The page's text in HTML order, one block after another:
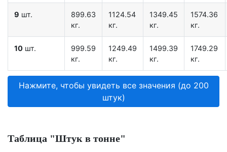
9 шт.
899.63
кг.
1124.54
кг.
1349.45
кг.
1574.36
кг.
10 шт.
999.59
кг.
1249.49
кг.
1499.39
кг.
1749.29
кг.
Нажмите, чтобы увидеть все значения (до 200
штук)
Таблица "Штук в тонне"